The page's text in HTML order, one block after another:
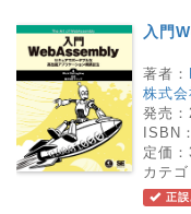
入門
著者：
株式
発売：
ISBN：
定価：
カテゴ
正誤